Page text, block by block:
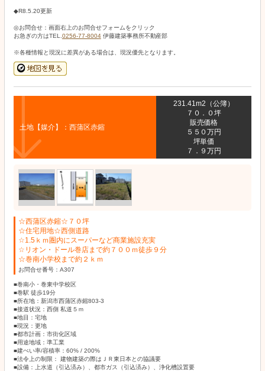
◆R8.5.20更新
◎お問合せ：画面右上のお問合せフォームをクリック
お急ぎの方はTEL. 0256-77-8004伊藤建築事務所不動産部
※各種情報と現況に差異がある場合は、現況優先となります。
土地【媒介】：西蒲区赤鏥
231.41m2（公簿）
７０．０坪
販売価格
５５０万円
坪単価
７．９万円
☆西蒲区赤鏥☆７０坪
☆住宅用地☆西側道路
☆1.5ｋｍ圏内にスーパーなど商業施設充実
☆リオン・ドール巻店まで約７００ｍ徒歩９分
☆巻南小学校まで約２ｋｍ
お問合せ番号：A307
■巻南小・巻東中学校区
■巻駅 徒歩19分
■所在地：新潟市西蒲区赤鏥803-3
■接道状況：西側 私道５ｍ
■地目：宅地
■現況：更地
■都市計画：市街化区域
■用途地域：準工業
■建ぺい率/容積率：60% / 200%
■法令上の制限： 建物建築の際はＪＲ東日本との協議要
■設備：上水道（引込済み）、都市ガス（引込済み）、浄化槽設置要